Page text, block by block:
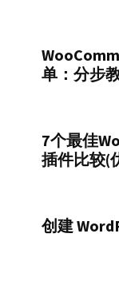
单：分步
7个最佳
插件比较(
创建